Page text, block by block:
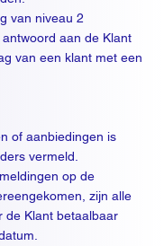
van niveau 2
aan de Klant
van een klant met een
of aanbiedingen is
vermeld.
op de
zijn alle
de Klant betaalbaar